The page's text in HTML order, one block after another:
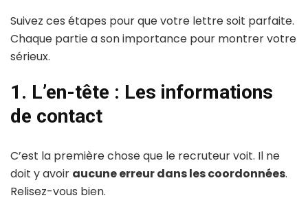
Suivez ces étapes pour que votre lettre soit parfaite.
Chaque partie a son importance pour montrer votre
sérieux.
1. L’en-tête : Les informations
de contact
C’est la première chose que le recruteur voit. Il ne
doit y avoir aucune erreur dans les coordonnées.
Relisez-vous bien.